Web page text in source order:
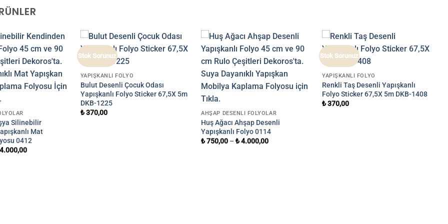
Silinebilir
Mat
0412
Stok Sorunuz
YAPIŞKANLI FOLYO
Bulut Desenli Çocuk Odası
Yapışkanlı Folyo Sticker 67,5X 5m
DKB-1225
₺370,00 AHŞAP DESENLI FOLYOLAR
Huş Ağacı Ahşap Desenli
Yapışkanlı Folyo 0114
₺750,00 –₺4.000,00
Stok Sorunuz
YAPIŞKANLI FOLYO
Renkli Taş Desenli Yapışkanlı
Folyo Sticker 67,5X 5m DKB-1408
₺370,00